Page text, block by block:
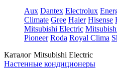
Aux Dantex Electrolux
Climate Gree Haier Hisense
Mitsubishi Electric
Pioneer Roda Royal Clima
Каталог Mitsubishi Electric
Настенные кондиционеры